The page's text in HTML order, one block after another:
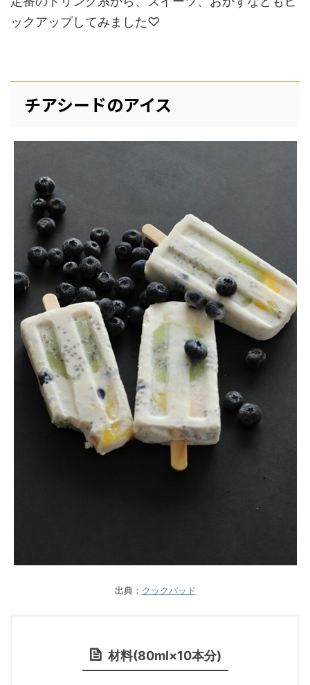
ックアップしてみました♡
チアシードのアイス
出典： クックパッド
材料(80ml×10本分)